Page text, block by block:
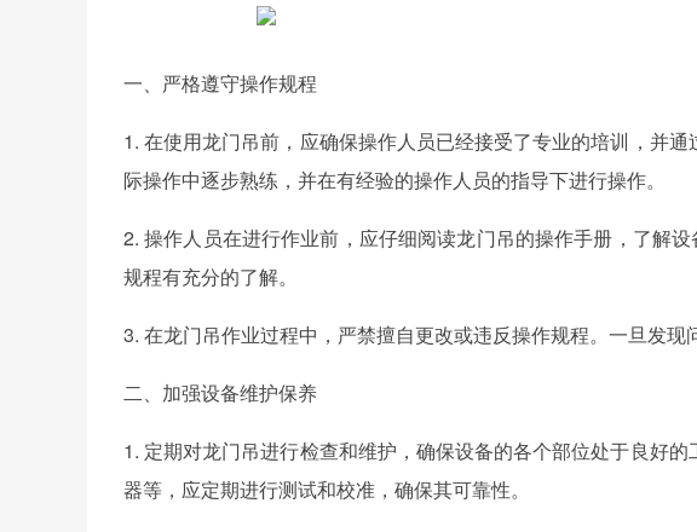
一、严格遵守操作规程
1. 在使用龙门吊前，应确保操作人员已经接受了专业的培训，并
际操作中逐步熟练，并在有经验的操作人员的指导下进行操作。
2. 操作人员在进行作业前，应仔细阅读龙门吊的操作手册，了解
规程有充分的了解。
3. 在龙门吊作业过程中，严禁擅自更改或违反操作规程。一旦发现
二、加强设备维护保养
1. 定期对龙门吊进行检查和维护，确保设备的各个部位处于良好
器等，应定期进行测试和校准，确保其可靠性。